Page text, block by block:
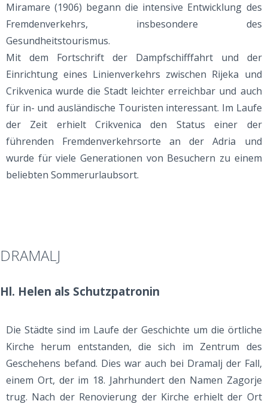
Miramare (1906) begann die intensive Entwicklung des
Fremdenverkehrs, insbesondere des
Gesundheitstourismus.
Mit dem Fortschrift der Dampfschifffahrt und der
Einrichtung eines Linienverkehrs zwischen Rijeka und
Crikvenica wurde die Stadt leichter erreichbar und auch
für in- und ausländische Touristen interessant. Im Laufe
der Zeit erhielt Crikvenica den Status einer der
führenden Fremdenverkehrsorte an der Adria und
wurde für viele Generationen von Besuchern zu einem
beliebten Sommerurlaubsort.
DRAMALJ
Hl. Helen als Schutzpatronin
Die Städte sind im Laufe der Geschichte um die örtliche
Kirche herum entstanden, die sich im Zentrum des
Geschehens befand. Dies war auch bei Dramalj der Fall,
einem Ort, der im 18. Jahrhundert den Namen Zagorje
trug. Nach der Renovierung der Kirche erhielt der Ort